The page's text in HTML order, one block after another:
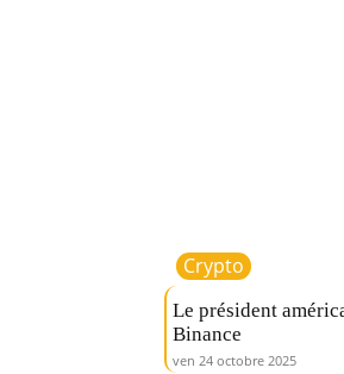
Crypto
Le président
Binance
ven 24 octobre 2025